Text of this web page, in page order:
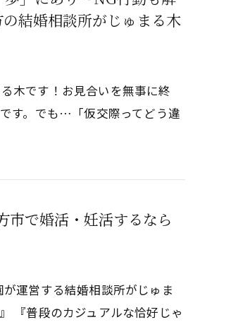
結婚相談所がじゅまる木
木です！お見合いを無事に終
す。でも…「仮交際ってどう違
市で婚活・妊活するなら
運営する結婚相談所がじゅま
『普段のカジュアルな恰好じゃ